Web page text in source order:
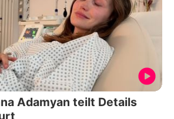
Adamyan teilt Details